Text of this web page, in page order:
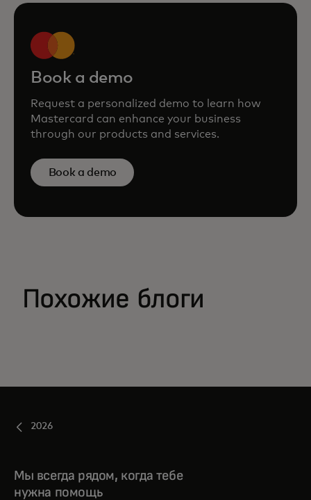
Book a demo
Request a personalized demo to learn how
Mastercard can enhance your business
through our products and services.
Book a demo
Похожие блоги
2026
Мы всегда рядом, когда тебе
нужна помощь